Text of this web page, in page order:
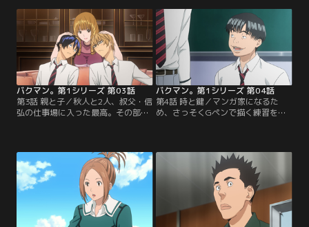
3年前、プロのマンガ家だった大好
きな叔父の死を目の当たりにし、マ
ンガ家になる夢を捨てていた最高は
それを断ってしまう。その夜、秋人
に呼び出された最高は…？【提供：
バンダイチャンネル】
族を説得しなければならなかった。
予想通り母親からは猛反対される
が、父親から出た回答は…！？そし
て、祖父から叔父が使っていた思い
がけぬものを譲り受ける！【提供：
バンダイチャンネル】
バクマン。第1シリーズ 第03話
第3話 親と子／秋人と2人、叔父・信
弘の仕事場に入った最高。その部屋
を前に、叔父の死に対する自分の思
い込みが間違っていたことに気づ
く。さらに、仕事場の隅に残された
手紙の束を読んだ最高は、ある行動
に出るのだった。【提供：バンダイ
チャンネル】
バクマン。第1シリーズ 第04話
第4話 時と鍵／マンガ家になるた
め、さっそくGペンで描く練習を始
ない人間がマンガ家になるための3
大条件」を話す。感銘を受けた秋人
も、自分のマンガ原作を作り出すた
めの研究を始めるのだった。そんな
ある日…。【提供：バンダイチャン
ネル】